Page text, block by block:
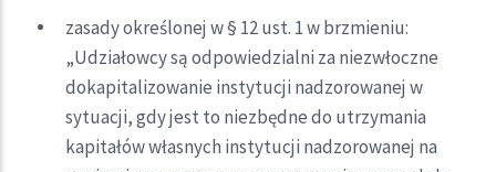
zasady określonej w § 12 ust. 1 w brzmieniu:
„Udziałowcy są odpowiedzialni za niezwłoczne
dokapitalizowanie instytucji nadzorowanej w
sytuacji, gdy jest to niezbędne do utrzymania
kapitałów własnych instytucji nadzorowanej na